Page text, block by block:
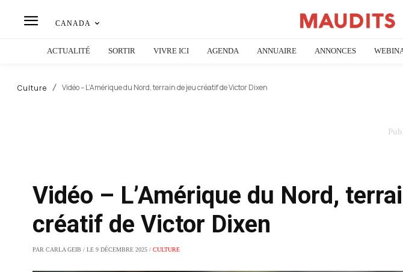
CANADA
ACTUALITÉ SORTIR VIVRE ICI AGENDA ANNUAIRE ANNONCES
Culture Vidéo – L’Amérique du Nord, terrain de jeu créatif de Victor Dixen
Vidéo – L’Amérique du Nord,
créatif de Victor Dixen
PAR CARLA GEIB / LE 9 DÉCEMBRE 2025 / CULTURE